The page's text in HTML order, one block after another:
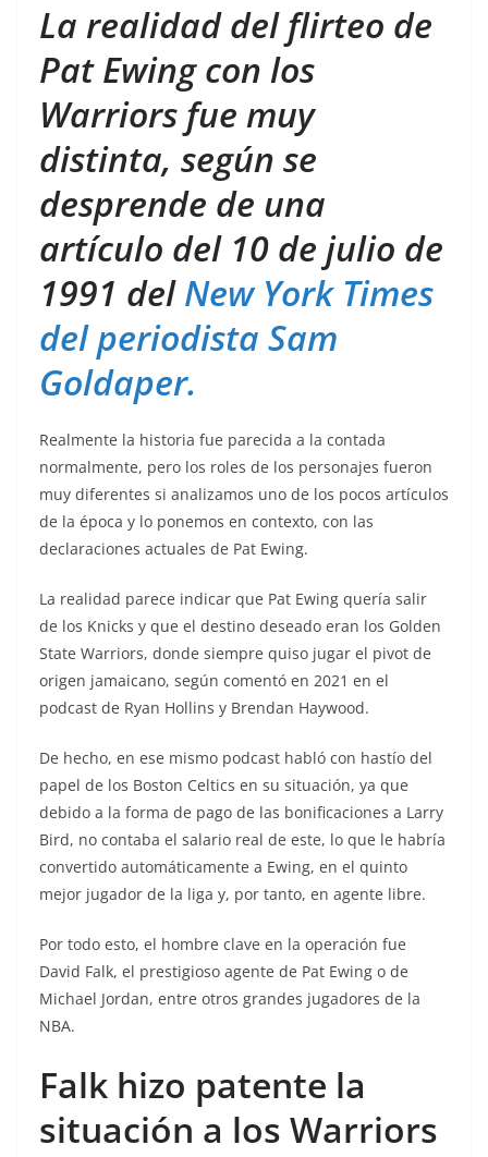
La realidad del flirteo de
Pat Ewing con los
Warriors fue muy
distinta, según se
desprende de una
artículo del 10 de julio de
1991 delNew York Times
del periodista Sam
Goldaper.
Realmente la historia fue parecida a la contada
normalmente, pero los roles de los personajes fueron
muy diferentes si analizamos uno de los pocos artículos
de la época y lo ponemos en contexto, con las
declaraciones actuales de Pat Ewing.
La realidad parece indicar que Pat Ewing quería salir
de los Knicks y que el destino deseado eran los Golden
State Warriors, donde siempre quiso jugar el pivot de
origen jamaicano, según comentó en 2021 en el
podcast de Ryan Hollins y Brendan Haywood.
De hecho, en ese mismo podcast habló con hastío del
papel de los Boston Celtics en su situación, ya que
debido a la forma de pago de las bonificaciones a Larry
Bird, no contaba el salario real de este, lo que le habría
convertido automáticamente a Ewing, en el quinto
mejor jugador de la liga y, por tanto, en agente libre.
Por todo esto, el hombre clave en la operación fue
David Falk, el prestigioso agente de Pat Ewing o de
Michael Jordan, entre otros grandes jugadores de la
NBA.
Falk hizo patente la
situación a los Warriors